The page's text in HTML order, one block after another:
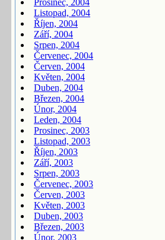
Prosinec, 2004
Listopad, 2004
Říjen, 2004
Září, 2004
Srpen, 2004
Červenec, 2004
Červen, 2004
Květen, 2004
Duben, 2004
Březen, 2004
Únor, 2004
Leden, 2004
Prosinec, 2003
Listopad, 2003
Říjen, 2003
Září, 2003
Srpen, 2003
Červenec, 2003
Červen, 2003
Květen, 2003
Duben, 2003
Březen, 2003
Únor, 2003